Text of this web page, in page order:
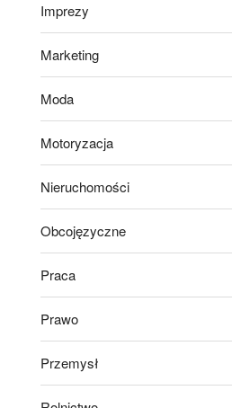
Imprezy
Marketing
Moda
Motoryzacja
Nieruchomości
Obcojęzyczne
Praca
Prawo
Przemysł